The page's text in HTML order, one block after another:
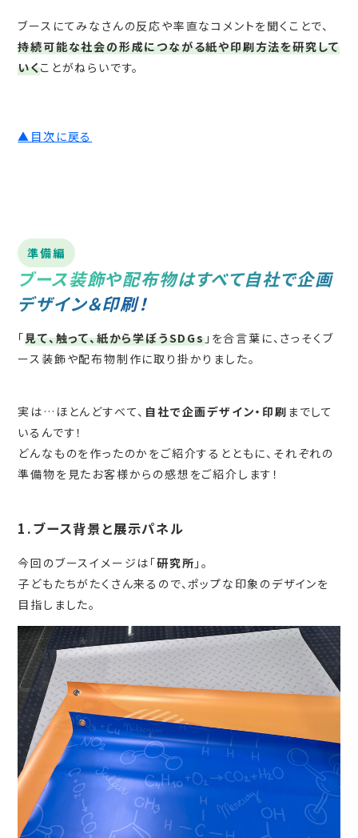
ブースにてみなさんの反応や率直なコメントを聞くことで、
持続可能な社会の形成につながる紙や印刷方法を研究して
いくことがねらいです。
▲目次に戻る
準備編
ブース装飾や配布物はすべて自社で企画
デザイン＆印刷！
「見て、触って、紙から学ぼうSDGs」を合言葉に、さっそくブ
ース装飾や配布物制作に取り掛かりました。
実は…ほとんどすべて、 自社で企画デザイン・印刷 までして
いるんです！
どんなものを作ったのかをご紹介するとともに、それぞれの
準備物を見たお客様からの感想をご紹介します！
1.ブース背景と展示パネル
今回のブースイメージは「研究所 」。
子どもたちがたくさん来るので、ポップな印象のデザインを
目指しました。